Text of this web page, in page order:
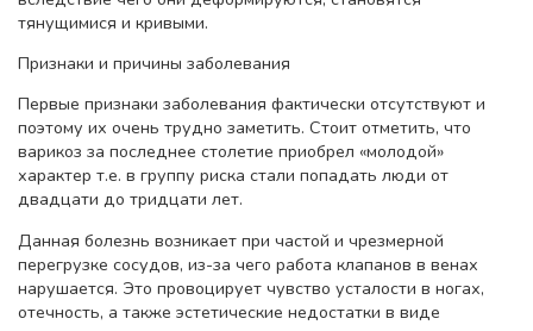
тянущимися и кривыми.
Признаки и причины заболевания
Первые признаки заболевания фактически отсутствуют и
поэтому их очень трудно заметить. Стоит отметить, что
варикоз за последнее столетие приобрел «молодой»
характер т.е. в группу риска стали попадать люди от
двадцати до тридцати лет.
Данная болезнь возникает при частой и чрезмерной
перегрузке сосудов, из-за чего работа клапанов в венах
нарушается. Это провоцирует чувство усталости в ногах,
отечность, а также эстетические недостатки в виде